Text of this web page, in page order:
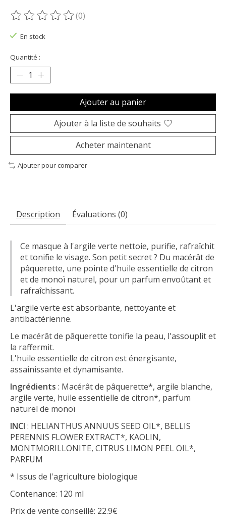
Ce produit est évalué à
(0)
En stock
Quantité :
Ajouter au panier
Ajouter à la liste de souhaits
Acheter maintenant
Ajouter pour comparer
Description Évaluations (0)
Ce masque à l'argile verte nettoie, purifie, rafraîchit
et tonifie le visage. Son petit secret ? Du macérât de
pâquerette, une pointe d'huile essentielle de citron
et de monoï naturel, pour un parfum envoûtant et
rafraîchissant.
L'argile verte est absorbante, nettoyante et
antibactérienne.
Le macérât de pâquerette tonifie la peau, l'assouplit et
la raffermit.
L'huile essentielle de citron est énergisante,
assainissante et dynamisante.
Ingrédients : Macérât de pâquerette*, argile blanche,
argile verte, huile essentielle de citron*, parfum
naturel de monoï
INCI : HELIANTHUS ANNUUS SEED OIL*, BELLIS
PERENNIS FLOWER EXTRACT*, KAOLIN,
MONTMORILLONITE, CITRUS LIMON PEEL OIL*,
PARFUM
* Issus de l'agriculture biologique
Contenance: 120 ml
Prix de vente conseillé: 22.9€